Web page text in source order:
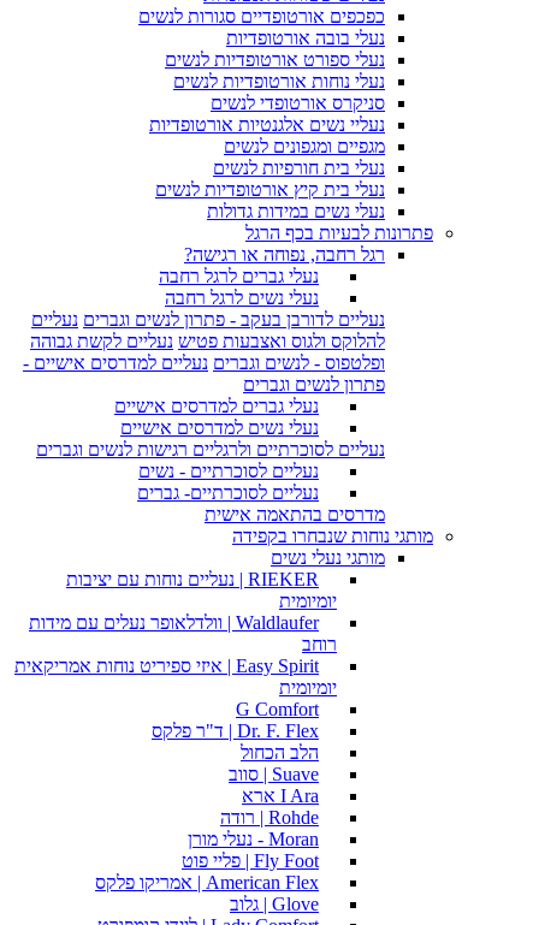
כפכפים אורטופדיים סגורות לנשים
נעלי בובה אורטופדיות
נעלי ספורט אורטופדיות לנשים
נעלי נוחות אורטופדיות לנשים
סניקרס אורטופדי לנשים
נעליי נשים אלגנטיות אורטופדיות
מגפיים ומגפונים לנשים
נעלי בית חורפיות לנשים
נעלי בית קיץ אורטופדיות לנשים
נעלי נשים במידות גדולות
פתרונות לבעיות בכף הרגל
רגל רחבה, נפוחה או רגישה?
נעלי גברים לרגל רחבה
נעלי נשים לרגל רחבה
נעליים לדורבן בעקב - פתרון לנשים וגברים נעליים
להלוקס ולגוס ואצבעות פטיש נעליים לקשת גבוהה
ופלטפוס - לנשים וגברים נעליים למדרסים אישיים -
פתרון לנשים וגברים
נעלי גברים למדרסים אישיים
נעלי נשים למדרסים אישיים
נעליים לסוכרתיים ולרגליים רגישות לנשים וגברים
נעליים לסוכרתיים - נשים
נעליים לסוכרתיים- גברים
מדרסים בהתאמה אישית
מותגי נוחות שנבחרו בקפידה
מותגי נעלי נשים
RIEKER | נעליים נוחות עם יציבות
יומיומית
Waldlaufer | וולדלאופר נעלים עם מידות
רוחב
Easy Spirit | איזי ספיריט נוחות אמריקאית
יומיומית
G Comfort
Dr. F. Flex | ד"ר פלקס
הלב הכחול
Suave | סווב
I Ara ארא
Rohde | רודה
Moran - נעלי מורן
Fly Foot | פליי פוט
American Flex | אמריקו פלקס
Glove | גלוב